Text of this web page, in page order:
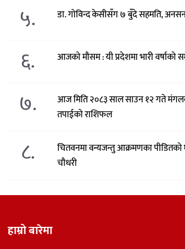
५. डा. गोविन्द केसीसँग ७ बुँदे सहमति,
६. आजको मौसम : यी प्रदेशमा भारी वर्षाको
७.
आज मिति २०८३ साल साउन १२ गते
तपाईको राशिफल
८.
चितवनमा वन्यजन्तु आक्रमणका पीडितको
चौधरी
हाम्रो बारेमा